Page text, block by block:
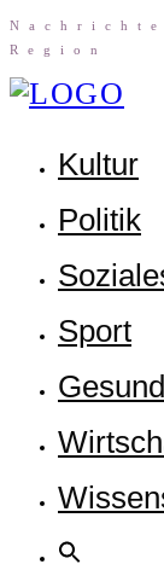
Region
Kul­tur
Poli­tik
Sport